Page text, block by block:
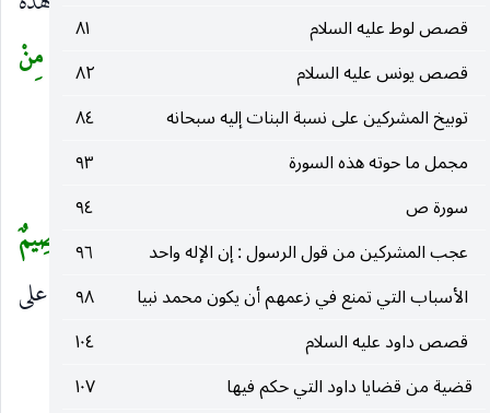
قصص لوط عليه السلام
٨١
قصص يونس عليه السلام
٨٢
توبيخ المشركين على نسبة البنات إليه سبحانه
٨٤
مجمل ما حوته هذه السورة
٩٣
سورة ص
٩٤
عجب المشركين من قول الرسول : إن الإله واحد
٩٦
الأسباب التي تمنع في زعمهم أن يكون محمد نبيا
٩٨
قصص داود عليه السلام
١٠٤
قضية من قضايا داود التي حكم فيها
١٠٧
الآيات من سورة يس
أَوَلَمْ يَرَ الْإِنْسانُ أَنَّا خَلَقْناهُ مِنْ
نُطْفَةٍ)إلى آخرهن».
أَوَلَمْ يَرَ الْإِنْسانُ أَنَّا خَلَقْناهُ مِنْ نُطْفَةٍ فَإِذا هُوَ خَصِيمٌ
مُبِينٌ)أي أو لا يستدل من أنكر البعث بسهولة المبدإ على
سهولة الإعادة ، فإن من بدأ خلق الإنسان من